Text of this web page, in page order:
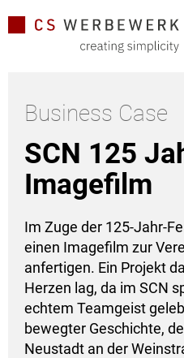
Business Case
SCN 125
Imagefilm
Im Zuge der 125-Jahr-
einen Imagefilm zur
anfertigen. Ein Projekt
Herzen lag, da im SCN
echtem Teamgeist
bewegter Geschichte,
Neustadt an der